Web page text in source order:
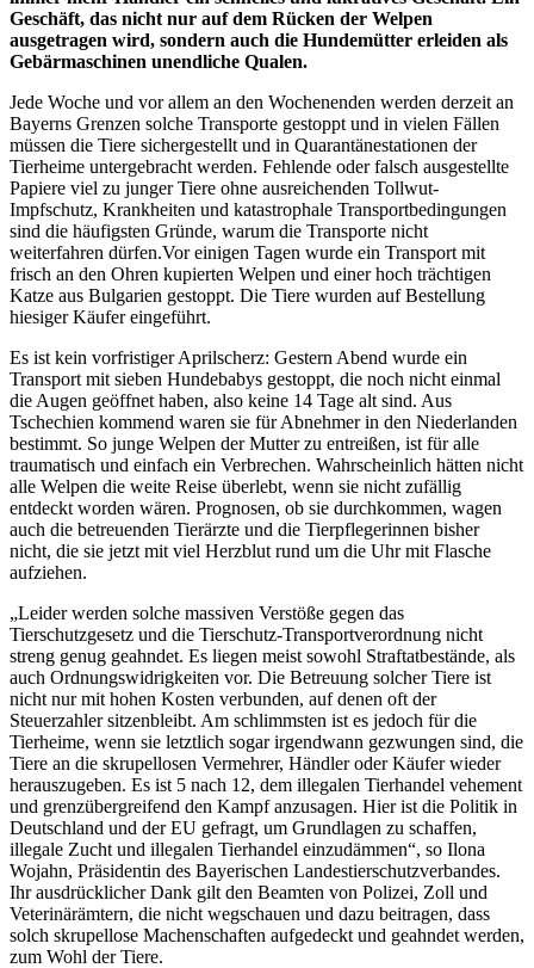
Geschäft, das nicht nur auf dem Rücken der Welpen
ausgetragen wird, sondern auch die Hundemütter erleiden als
Gebärmaschinen unendliche Qualen.
Jede Woche und vor allem an den Wochenenden werden derzeit an
Bayerns Grenzen solche Transporte gestoppt und in vielen Fällen
müssen die Tiere sichergestellt und in Quarantänestationen der
Tierheime untergebracht werden. Fehlende oder falsch ausgestellte
Papiere viel zu junger Tiere ohne ausreichenden Tollwut-
Impfschutz, Krankheiten und katastrophale Transportbedingungen
sind die häufigsten Gründe, warum die Transporte nicht
weiterfahren dürfen.Vor einigen Tagen wurde ein Transport mit
frisch an den Ohren kupierten Welpen und einer hoch trächtigen
Katze aus Bulgarien gestoppt. Die Tiere wurden auf Bestellung
hiesiger Käufer eingeführt.
Es ist kein vorfristiger Aprilscherz: Gestern Abend wurde ein
Transport mit sieben Hundebabys gestoppt, die noch nicht einmal
die Augen geöffnet haben, also keine 14 Tage alt sind. Aus
Tschechien kommend waren sie für Abnehmer in den Niederlanden
bestimmt. So junge Welpen der Mutter zu entreißen, ist für alle
traumatisch und einfach ein Verbrechen. Wahrscheinlich hätten nicht
alle Welpen die weite Reise überlebt, wenn sie nicht zufällig
entdeckt worden wären. Prognosen, ob sie durchkommen, wagen
auch die betreuenden Tierärzte und die Tierpflegerinnen bisher
nicht, die sie jetzt mit viel Herzblut rund um die Uhr mit Flasche
aufziehen.
„Leider werden solche massiven Verstöße gegen das
Tierschutzgesetz und die Tierschutz-Transportverordnung nicht
streng genug geahndet. Es liegen meist sowohl Straftatbestände, als
auch Ordnungswidrigkeiten vor. Die Betreuung solcher Tiere ist
nicht nur mit hohen Kosten verbunden, auf denen oft der
Steuerzahler sitzenbleibt. Am schlimmsten ist es jedoch für die
Tierheime, wenn sie letztlich sogar irgendwann gezwungen sind, die
Tiere an die skrupellosen Vermehrer, Händler oder Käufer wieder
herauszugeben. Es ist 5 nach 12, dem illegalen Tierhandel vehement
und grenzübergreifend den Kampf anzusagen. Hier ist die Politik in
Deutschland und der EU gefragt, um Grundlagen zu schaffen,
illegale Zucht und illegalen Tierhandel einzudämmen“, so Ilona
Wojahn, Präsidentin des Bayerischen Landestierschutzverbandes.
Ihr ausdrücklicher Dank gilt den Beamten von Polizei, Zoll und
Veterinärämtern, die nicht wegschauen und dazu beitragen, dass
solch skrupellose Machenschaften aufgedeckt und geahndet werden,
zum Wohl der Tiere.